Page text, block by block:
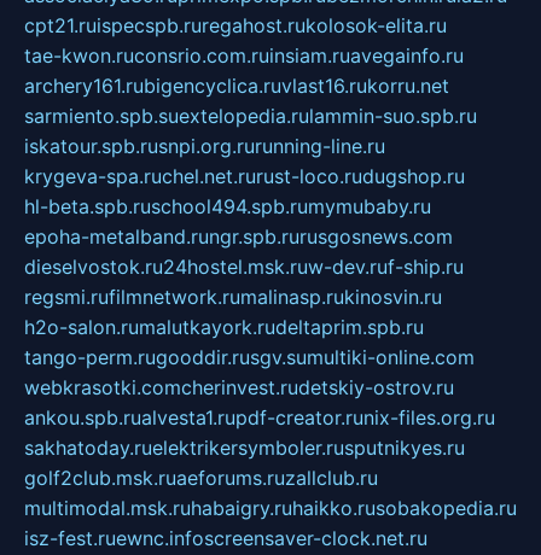
cpt21.ruispecspb.ruregahost.rukolosok-elita.ru
tae-kwon.ruconsrio.com.ruinsiam.ruavegainfo.ru
archery161.rubigencyclica.ruvlast16.rukorru.net
sarmiento.spb.suextelopedia.rulammin-suo.spb.ru
iskatour.spb.rusnpi.org.rurunning-line.ru
krygeva-spa.ruchel.net.rurust-loco.rudugshop.ru
hl-beta.spb.ruschool494.spb.rumymubaby.ru
epoha-metalband.rungr.spb.rurusgosnews.com
dieselvostok.ru24hostel.msk.ruw-dev.ruf-ship.ru
regsmi.rufilmnetwork.rumalinasp.rukinosvin.ru
h2o-salon.rumalutkayork.rudeltaprim.spb.ru
tango-perm.rugooddir.rusgv.sumultiki-online.com
webkrasotki.comcherinvest.rudetskiy-ostrov.ru
ankou.spb.rualvesta1.rupdf-creator.runix-files.org.ru
sakhatoday.ruelektrikersymboler.rusputnikyes.ru
golf2club.msk.ruaeforums.ruzallclub.ru
multimodal.msk.ruhabaigry.ruhaikko.rusobakopedia.ru
isz-fest.ruewnc.infoscreensaver-clock.net.ru